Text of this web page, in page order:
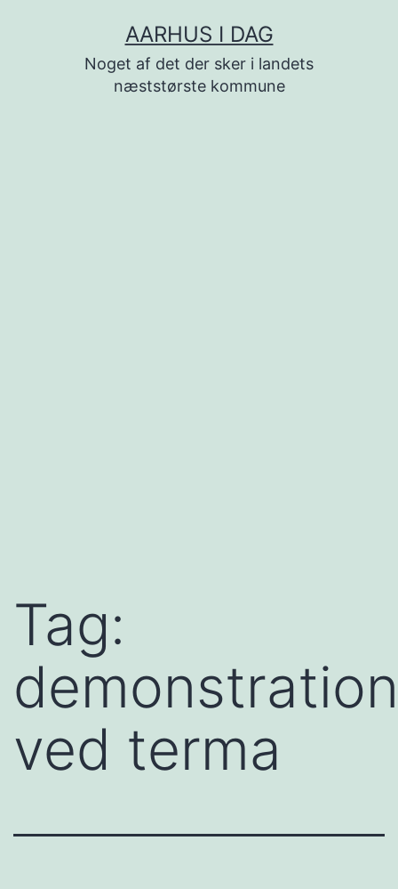
AARHUS I DAG
Noget af det der sker i landets
næststørste kommune
Tag:
demonstration
ved terma